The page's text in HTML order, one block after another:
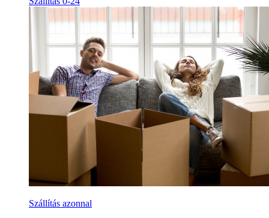
Szállítás azonnal